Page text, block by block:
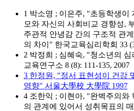
1 박소영 ; 이은주, "초등학생이
모와 자신의 사회비교 경향성,
주관적 안녕감 간의 구조적 관
의 차이" 한국교육심리학회 33
2 박정희 ; 심혜숙, "청소년의
교육연구소 8 (8): 111-135, 2007
3 한정원, "정서 표현성이 건강
영향" 서울大學校 大學院 1997
4 조한익 ; 이현아, "완벽주의와
의 관계에 있어서 성취목표의